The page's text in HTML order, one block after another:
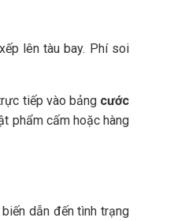
lên tàu bay. Phí soi
tiếp vào bảng cước
phẩm cấm hoặc hàng
dẫn đến tình trạng